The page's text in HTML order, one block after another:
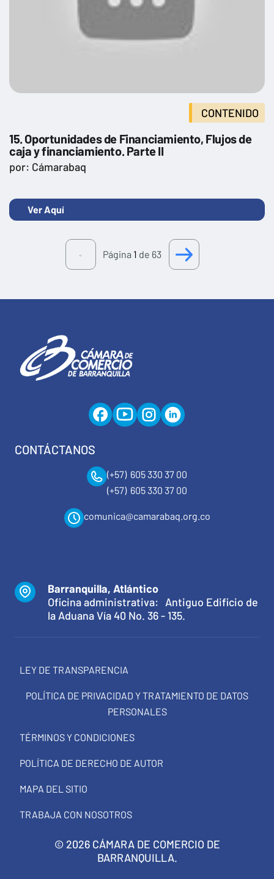
CONTENIDO
15. Oportunidades de Financiamiento, Flujos de
caja y financiamiento. Parte II
por: Cámarabaq
Ver Aquí
Página 1 de 63
CONTÁCTANOS
(+57) 605 330 37 00
(+57) 605 330 37 00
comunica@camarabaq.org.co
Barranquilla, Atlántico
Oficina administrativa: Antiguo Edificio de
la Aduana Vía 40 No. 36 - 135.
LEY DE TRANSPARENCIA
POLÍTICA DE PRIVACIDAD Y TRATAMIENTO DE DATOS
PERSONALES
TÉRMINOS Y CONDICIONES
POLÍTICA DE DERECHO DE AUTOR
MAPA DEL SITIO
TRABAJA CON NOSOTROS
© 2026 CÁMARA DE COMERCIO DE
BARRANQUILLA.